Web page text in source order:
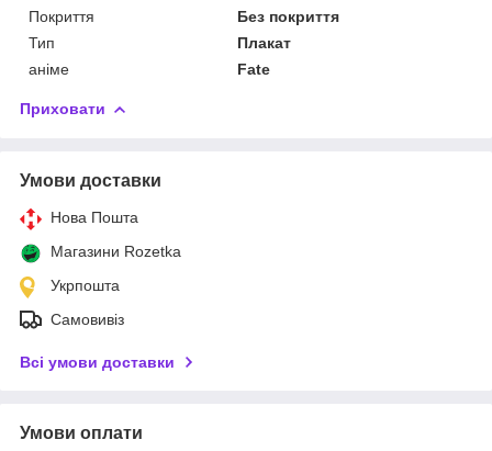
Покриття
Без покриття
Тип
Плакат
аніме
Fate
Приховати
Умови доставки
Нова Пошта
Магазини Rozetka
Укрпошта
Самовивіз
Всі умови доставки
Умови оплати